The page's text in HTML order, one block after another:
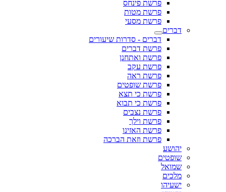
פרשת פינחס
פרשת מטות
פרשת מסעי
דברים
דברים - סדרות שיעורים
פרשת דברים
פרשת ואתחנן
פרשת עקב
פרשת ראה
פרשת שופטים
פרשת כי תצא
פרשת כי תבוא
פרשת נצבים
פרשת וילך
פרשת האזינו
פרשת וזאת הברכה
יהושע
שופטים
שמואל
מלכים
ישעיהו